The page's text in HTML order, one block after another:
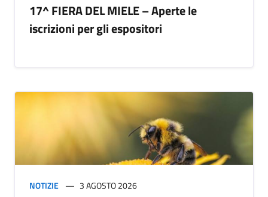
17^ FIERA DEL MIELE – Aperte le
iscrizioni per gli espositori
NOTIZIE 3 AGOSTO 2026